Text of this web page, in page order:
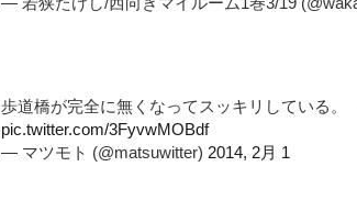
歩道橋が完全に無くなってスッキリしている。
pic.twitter.com/3FyvwMOBdf
— マツモト (@matsuwitter) 2014, 2月 1